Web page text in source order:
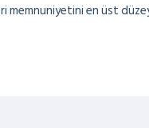
memnuniyetini en üst